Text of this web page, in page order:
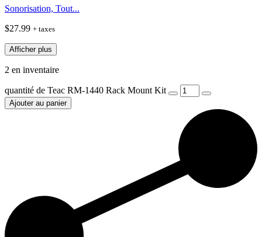
Sonorisation, Tout...
$27.99 + taxes
Afficher plus
2 en inventaire
quantité de Teac RM-1440 Rack Mount Kit
Ajouter au panier